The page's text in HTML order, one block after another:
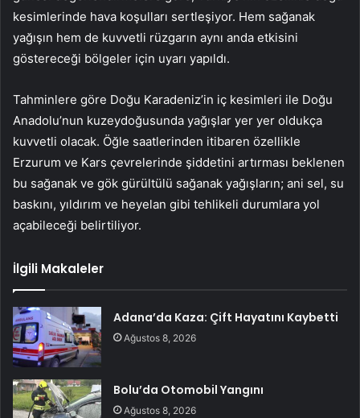
kesimlerinde hava koşulları sertleşiyor. Hem sağanak
yağışın hem de kuvvetli rüzgarın aynı anda etkisini
göstereceği bölgeler için uyarı yapıldı.
Tahminlere göre Doğu Karadeniz’in iç kesimleri ile Doğu
Anadolu’nun kuzeydoğusunda yağışlar yer yer oldukça
kuvvetli olacak. Öğle saatlerinden itibaren özellikle
Erzurum ve Kars çevrelerinde şiddetini artırması beklenen
bu sağanak ve gök gürültülü sağanak yağışların; ani sel, su
baskını, yıldırım ve heyelan gibi tehlikeli durumlara yol
açabileceği belirtiliyor.
İlgili Makaleler
Adana’da Kaza: Çift Hayatını Kaybetti
Ağustos 8, 2026
Bolu’da Otomobil Yangını
Ağustos 8, 2026